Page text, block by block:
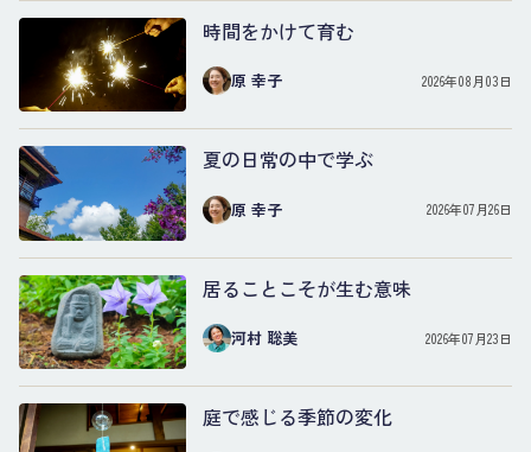
時間をかけて育む
原 幸子 2026年08月03日
夏の日常の中で学ぶ
原 幸子 2026年07月26日
居ることこそが生む意味
河村 聡美 2026年07月23日
庭で感じる季節の変化